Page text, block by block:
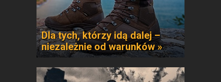
Dla tych, którzy idą dalej –
niezależnie od warunków »